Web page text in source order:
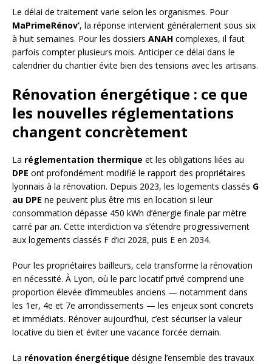
Le délai de traitement varie selon les organismes. Pour
MaPrimeRénov’, la réponse intervient généralement sous six
à huit semaines. Pour les dossiers ANAH complexes, il faut
parfois compter plusieurs mois. Anticiper ce délai dans le
calendrier du chantier évite bien des tensions avec les artisans.
Rénovation énergétique : ce que
les nouvelles réglementations
changent concrètement
La réglementation thermique et les obligations liées au
DPE ont profondément modifié le rapport des propriétaires
lyonnais à la rénovation. Depuis 2023, les logements classés G
au DPE ne peuvent plus être mis en location si leur
consommation dépasse 450 kWh d’énergie finale par mètre
carré par an. Cette interdiction va s’étendre progressivement
aux logements classés F d’ici 2028, puis E en 2034.
Pour les propriétaires bailleurs, cela transforme la rénovation
en nécessité. À Lyon, où le parc locatif privé comprend une
proportion élevée d’immeubles anciens — notamment dans
les 1er, 4e et 7e arrondissements — les enjeux sont concrets
et immédiats. Rénover aujourd’hui, c’est sécuriser la valeur
locative du bien et éviter une vacance forcée demain.
La rénovation énergétique désigne l’ensemble des travaux